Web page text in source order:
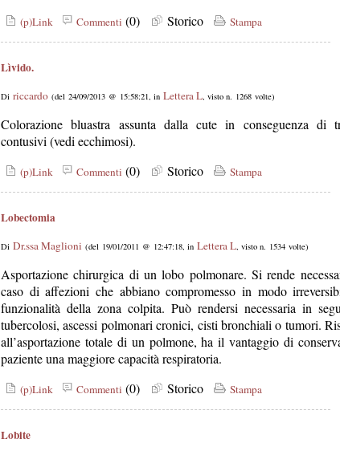
(p)Link Commenti (0) Storico Stampa
Lìvido.
Di riccardo (del 24/09/2013 @ 15:58:21, in Lettera L, visto n. 1268 volte)
Colorazione bluastra assunta dalla cute in conseguenza di
contusivi (vedi ecchimosi).
(p)Link Commenti (0) Storico Stampa
Lobectomia
Di Dr.ssa Maglioni (del 19/01/2011 @ 12:47:18, in Lettera L, visto n. 1534 volte)
Asportazione chirurgica di un lobo polmonare. Si rende
caso di affezioni che abbiano compromesso in modo
funzionalità della zona colpita. Può rendersi necessaria in
tubercolosi, ascessi polmonari cronici, cisti bronchiali o tumori.
all’asportazione totale di un polmone, ha il vantaggio di
paziente una maggiore capacità respiratoria.
(p)Link Commenti (0) Storico Stampa
Lobite